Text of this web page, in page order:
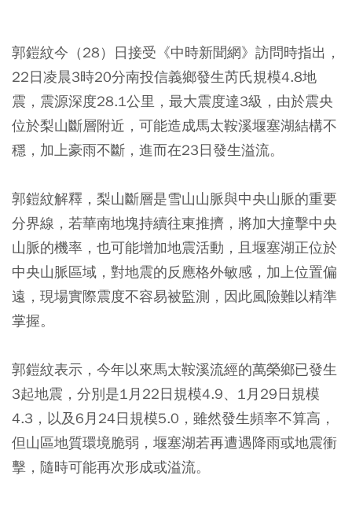
郭鎧紋今（28）日接受《中時新聞網》訪問時指出，
22日凌晨3時20分南投信義鄉發生芮氏規模4.8地
震，震源深度28.1公里，最大震度達3級，由於震央
位於梨山斷層附近，可能造成馬太鞍溪堰塞湖結構不
穩，加上豪雨不斷，進而在23日發生溢流。
郭鎧紋解釋，梨山斷層是雪山山脈與中央山脈的重要
分界線，若華南地塊持續往東推擠，將加大撞擊中央
山脈的機率，也可能增加地震活動，且堰塞湖正位於
中央山脈區域，對地震的反應格外敏感，加上位置偏
遠，現場實際震度不容易被監測，因此風險難以精準
掌握。
郭鎧紋表示，今年以來馬太鞍溪流經的萬榮鄉已發生
3起地震，分別是1月22日規模4.9、1月29日規模
4.3，以及6月24日規模5.0，雖然發生頻率不算高，
但山區地質環境脆弱，堰塞湖若再遭遇降雨或地震衝
擊，隨時可能再次形成或溢流。